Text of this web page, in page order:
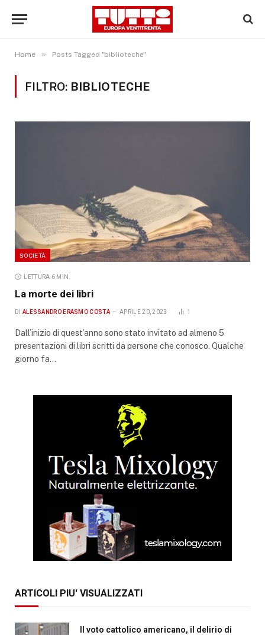
Home » Posts Tagged "biblioteche"
FILTRO: BIBLIOTECHE
SOCIETÀ
LETTURA 6 MIN.
La morte dei libri
DI ALESSANDRO ERASMO COSTA APRILE 20, 2023 1
Dall’inizio di quest’anno sono stato invitato ad almeno 5
presentazioni di libri scritti da persone che conosco. Qualche
giorno fa…
ARTICOLI PIU' VISUALIZZATI
Il voto cattolico americano, il delirio di